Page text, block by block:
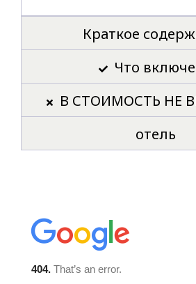
Краткое
Что
В СТОИМОСТЬ НЕ
отель